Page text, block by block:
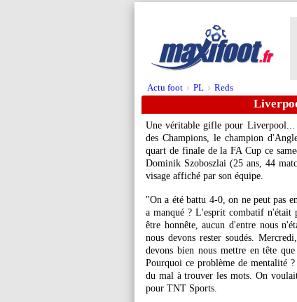
Actu foot > PL > Reds
Une véritable gifle pour Liverpool...
des Champions, le champion
quart de finale de la FA Cup ce
Dominik Szoboszlai (25 ans, 44
visage affiché par son équipe.
"On a été battu 4-0, on ne peut pas
a manqué ? L'esprit combatif n'était
être honnête, aucun d'entre nous
nous devons rester soudés.
devons bien nous mettre en tête
Pourquoi ce problème de mentalité
du mal à trouver les mots. On
pour TNT Sports.